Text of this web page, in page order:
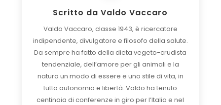
Scritto daValdo Vaccaro
Valdo Vaccaro, classe 1943, è ricercatore
indipendente, divulgatore e filosofo della salute.
Da sempre ha fatto della dieta vegeto-crudista
tendenziale, dell’amore per gli animali e la
natura un modo di essere e uno stile di vita, in
tutta autonomia e libertà. Valdo ha tenuto
centinaia di conferenze in giro per l’Italia e nel